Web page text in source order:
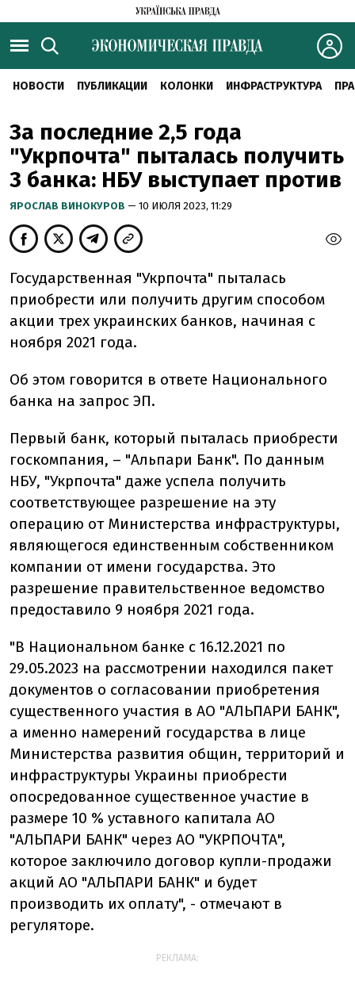
НОВОСТИ ПУБЛИКАЦИИ КОЛОНКИ ИНФРАСТРУКТУРА
За последние 2,5 года
"Укрпочта" пыталась получить
3 банка: НБУ выступает против
ЯРОСЛАВ ВИНОКУРОВ — 10 ИЮЛЯ 2023, 11:29
Государственная "Укрпочта" пыталась
приобрести или получить другим способом
акции трех украинских банков, начиная с
ноября 2021 года.
Об этом говорится в ответе Национального
банка на запрос ЭП.
Первый банк, который пыталась приобрести
госкомпания, – "Альпари Банк". По данным
НБУ, "Укрпочта" даже успела получить
соответствующее разрешение на эту
операцию от Министерства инфраструктуры,
являющегося единственным собственником
компании от имени государства. Это
разрешение правительственное ведомство
предоставило 9 ноября 2021 года.
"В Национальном банке с 16.12.2021 по
29.05.2023 на рассмотрении находился пакет
документов о согласовании приобретения
существенного участия в АО "АЛЬПАРИ БАНК",
а именно намерений государства в лице
Министерства развития общин, территорий и
инфраструктуры Украины приобрести
опосредованное существенное участие в
размере 10 % уставного капитала АО
"АЛЬПАРИ БАНК" через АО "УКРПОЧТА",
которое заключило договор купли-продажи
акций АО "АЛЬПАРИ БАНК" и будет
производить их оплату", - отмечают в
регуляторе.
РЕКЛАМА: